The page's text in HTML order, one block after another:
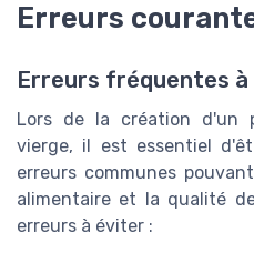
Erreurs
Erreurs fréquentes
Lors de la création d'un
vierge, il est essentiel
erreurs communes
alimentaire et la qualité
erreurs à éviter :